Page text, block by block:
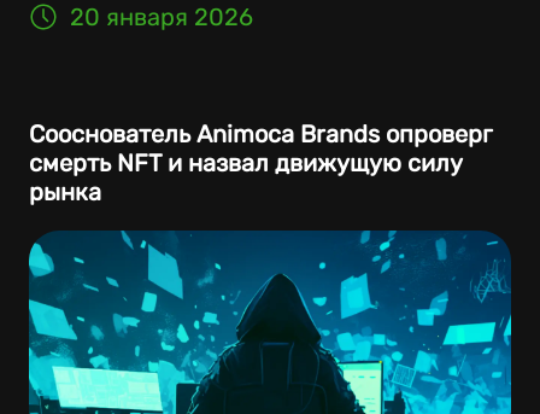
20 января 2026
Сооснователь Animoca Brands опроверг
смерть NFT и назвал движущую силу
рынка